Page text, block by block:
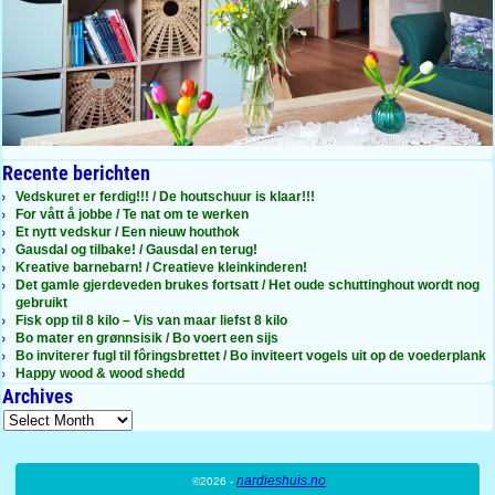
Recente berichten
Vedskuret er ferdig!!! / De houtschuur is klaar!!!
For vått å jobbe / Te nat om te werken
Et nytt vedskur / Een nieuw houthok
Gausdal og tilbake! / Gausdal en terug!
Kreative barnebarn! / Creatieve kleinkinderen!
Det gamle gjerdeveden brukes fortsatt / Het oude schuttinghout wordt nog
gebruikt
Fisk opp til 8 kilo – Vis van maar liefst 8 kilo
Bo mater en grønnsisik / Bo voert een sijs
Bo inviterer fugl til fôringsbrettet / Bo inviteert vogels uit op de voederplank
Happy wood & wood shedd
Archives
©2026 - nardieshuis.no